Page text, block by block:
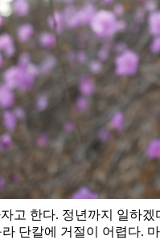
고 한다. 정년까지 일하
단칼에 거절이 어렵다.